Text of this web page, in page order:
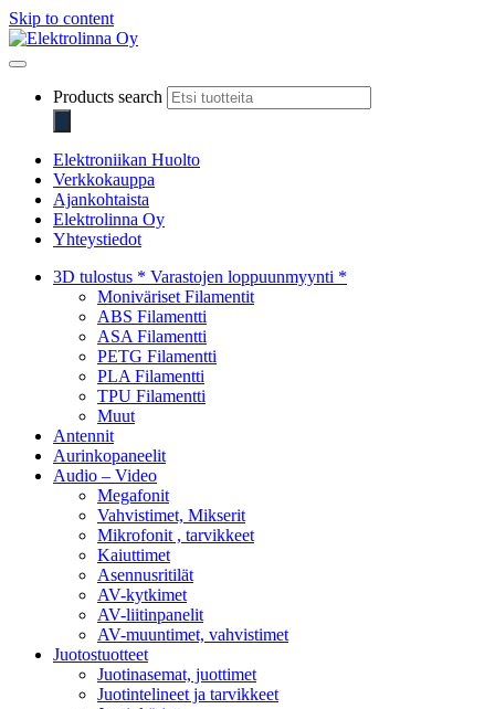
Skip to content
Products search
Elektroniikan Huolto
Verkkokauppa
Ajankohtaista
Elektrolinna Oy
Yhteystiedot
3D tulostus * Varastojen loppuunmyynti *
Moniväriset Filamentit
ABS Filamentti
ASA Filamentti
PETG Filamentti
PLA Filamentti
TPU Filamentti
Muut
Antennit
Aurinkopaneelit
Audio – Video
Megafonit
Vahvistimet, Mikserit
Mikrofonit , tarvikkeet
Kaiuttimet
Asennusritilät
AV-kytkimet
AV-liitinpanelit
AV-muuntimet, vahvistimet
Juotostuotteet
Juotinasemat, juottimet
Juotintelineet ja tarvikkeet